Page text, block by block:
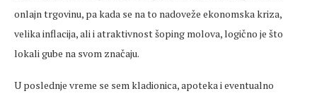
onlajn trgovinu, pa kada se na to nadoveže ekonomska kriza,
velika inflacija, ali i atraktivnost šoping molova, logično je što
lokali gube na svom značaju.
U poslednje vreme se sem kladionica, apoteka i eventualno